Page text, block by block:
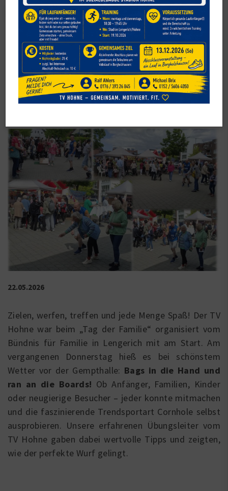
Cornhole
Cornhole-Action an der
Gempthalle – der TVH war dabei!
22.05.2026
Zielen, werfen, treffen und jede Menge Spaß! Der TV
Hohne war beim „Tag der Familie“ organisiert vom
Bündnis für Familie in Lengerich mit am Start. Am
vergangenen Donnerstag hieß es bei schönstem
Wetter vor der Gempthalle: Bags in die Hand und
ran an die Boards! Ob Anfänger, Familien, Kinder
oder neugierige Besucher – jeder konnte mitmachen
und die faszinierende Trendsportart Cornhole selbst
ausprobieren. Unsere erfahrenen Übungsleiter vom
TV Hohne gaben dabei wertvolle Tipps und zeigten,
wie der perfekte Wurf gelingt.